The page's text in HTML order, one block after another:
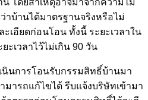
บ้านได้มาตรฐานจริงหรือไม่
เอียดก่อนโอน ทั้งนี้ ระยะเวลาใน
เวลาไว้ไม่เกิน 90 วัน
นินการโอนรับกรรมสิทธิ์บ้านมา
มารถแก้ไขได้ รีบแจ้งบริษัทเข้ามา